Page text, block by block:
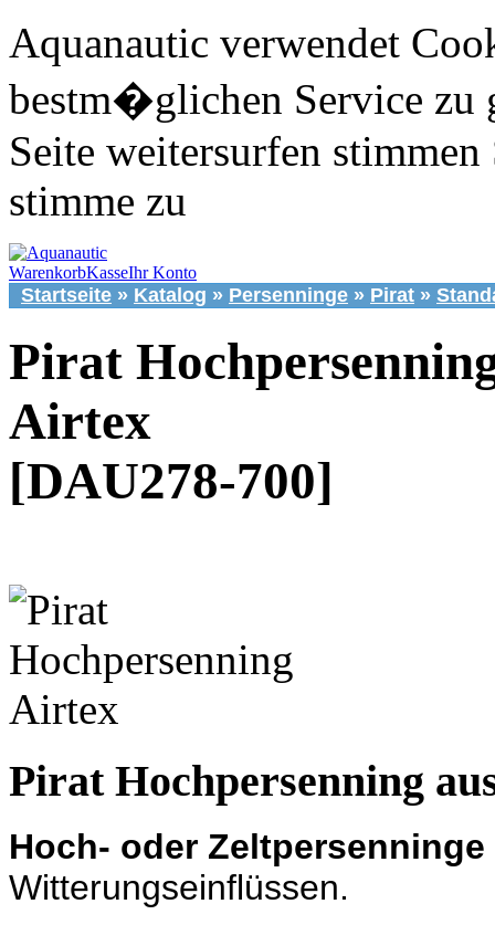
Aquanautic verwendet
bestm�glichen Service zu
Seite weitersurfen stimmen
stimme zu
WarenkorbKasseIhr Konto
Startseite » Katalog » Persenninge » Pirat »
Pirat
Airtex
[DAU278-700]
Pirat Hochpersenning
Hoch- oder Zeltpersenninge
Witterungseinflüssen.